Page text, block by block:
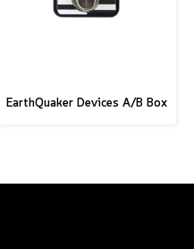
EarthQuaker Devices A/B Box